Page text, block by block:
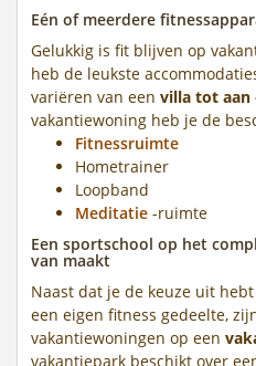
Eén of meerdere
Gelukkig is fit blijven op
heb de leukste
variëren van een villa tot aan
vakantiewoning heb je de
Fitnessruimte
Hometrainer
Loopband
Meditatie -ruimte
Een sportschool op het
van maakt
Naast dat je de keuze uit
een eigen fitness gedeelte,
vakantiewoningen op een
vakantiepark beschikt over